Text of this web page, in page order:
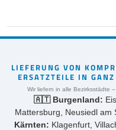
LIEFERUNG VON
ERSATZTEILE IN
Wir liefern in alle Bezirksstädte
🇦🇹 Burgenland:
Mattersburg, Neusiedl am
Kärnten: Klagenfurt,